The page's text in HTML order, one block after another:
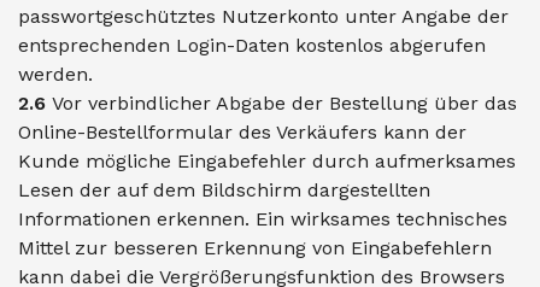
passwortgeschütztes Nutzerkonto unter Angabe der
entsprechenden Login-Daten kostenlos abgerufen
werden.
2.6 Vor verbindlicher Abgabe der Bestellung über das
Online-Bestellformular des Verkäufers kann der
Kunde mögliche Eingabefehler durch aufmerksames
Lesen der auf dem Bildschirm dargestellten
Informationen erkennen. Ein wirksames technisches
Mittel zur besseren Erkennung von Eingabefehlern
kann dabei die Vergrößerungsfunktion des Browsers